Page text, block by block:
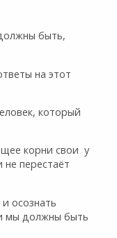
быть,
на этот
который
корни свои у
не перестаёт
осознать
мы должны быть